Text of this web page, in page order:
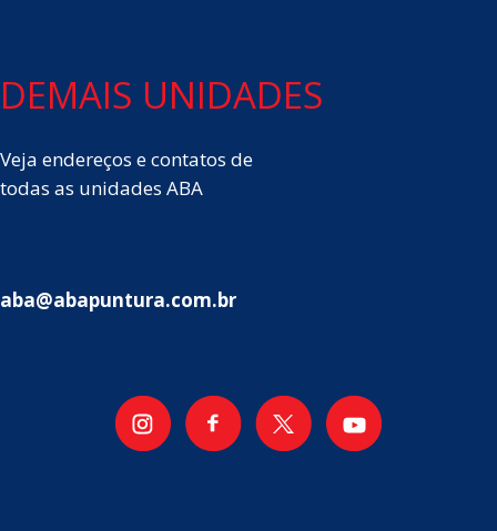
DEMAIS UNIDADES
Veja endereços e contatos de
todas as unidades ABA
aba@abapuntura.com.br